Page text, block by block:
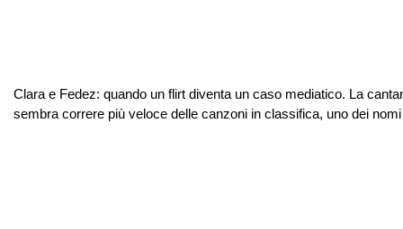
Clara e Fedez: quando un flirt diventa un caso mediatico. La
sembra correre più veloce delle canzoni in classifica, uno dei